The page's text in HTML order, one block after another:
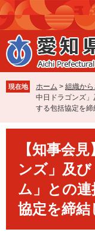
ペ
ー
ジ
の
先
で
す
メ
ニ
ュ
ー
を
ば
し
現在地 ホーム > 組織か
中日ドラゴンズ
する包括協定を締
【知事会
ンズ」及
ム」との
協定を締結